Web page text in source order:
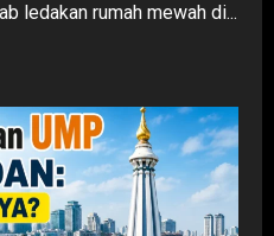
ledakan rumah mewah di...